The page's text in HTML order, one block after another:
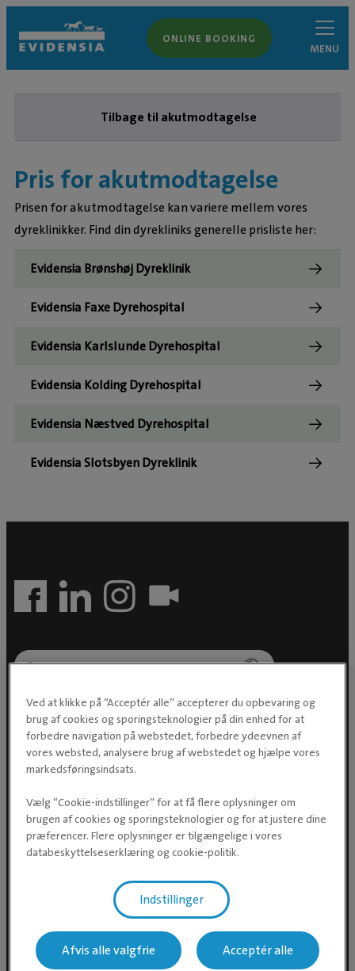
ONLINE BOOKING
MENU
Tilbage til akutmodtagelse
Pris for akutmodtagelse
Prisen for akutmodtagelse kan variere mellem vores
dyreklinikker. Find din dyrekliniks generelle prisliste her:
Evidensia Brønshøj Dyreklinik
Evidensia Faxe Dyrehospital
Evidensia Karlslunde Dyrehospital
Evidensia Kolding Dyrehospital
Evidensia Næstved Dyrehospital
Evidensia Slotsbyen Dyreklinik
Evidensia Dyrehospital A/S
Hovedkontor
Greve Erhvervscenter
Korskildelund 6
2670 Greve
CVR 28 85 55 91
For dyreejere
Din Dyredoktor
Ved at klikke på “Acceptér alle” accepterer du opbevaring og
brug af cookies og sporingsteknologier på din enhed for at
forbedre navigation på webstedet, forbedre ydeevnen af
vores websted, analysere brug af webstedet og hjælpe vores
markedsføringsindsats.
Vælg “Cookie-indstillinger” for at få flere oplysninger om
brugen af cookies og sporingsteknologier og for at justere dine
præferencer. Flere oplysninger er tilgængelige i vores
databeskyttelseserklæring og cookie-politik.
Indstillinger
Afvis alle valgfrie Acceptér alle